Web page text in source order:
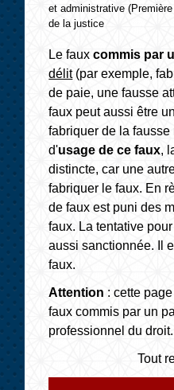
et administrative
de la justice
Le fauxcommis par
délit(par exemple,
de paie, une fausse
faux peut aussi être
fabriquer de la
d'usage de ce faux,
distincte, car une
fabriquer le faux. En
de faux est puni des
faux. La tentative
aussi sanctionnée. Il
faux.
Attention : cette
faux commis par un
professionnel du droit.
Tout